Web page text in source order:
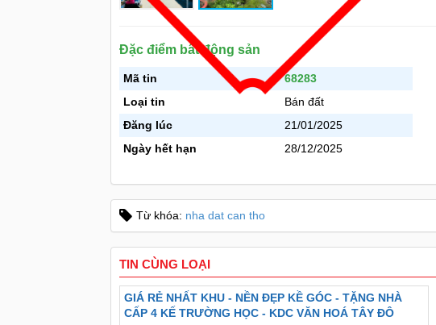
Đặc điểm bất động sản
Mã tin
68283
Loại tin
Bán đất
Đăng lúc
21/01/2025
Ngày hết hạn
28/12/2025
Từ khóa: nha dat can tho
TIN CÙNG LOẠI
GIÁ RẺ NHẤT KHU - NỀN ĐẸP KỀ GÓC - TẶNG NHÀ
CẤP 4 KẾ TRƯỜNG HỌC - KDC VĂN HOÁ TÂY ĐÔ